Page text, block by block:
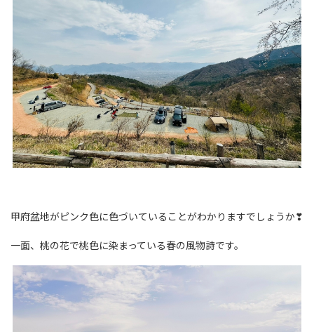
甲府盆地がピンク色に色づいていることがわかりますでしょうか❣
一面、桃の花で桃色に染まっている春の風物詩です。